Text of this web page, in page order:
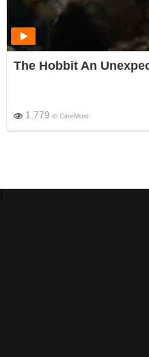
The Hobbit An
1.779 di CineMust